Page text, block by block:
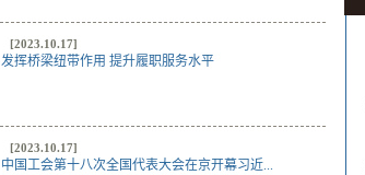
[2023.10.17]
发挥桥梁纽带作用 提升履职服务水平
[2023.10.17]
中国工会第十八次全国代表大会在京开幕习近...